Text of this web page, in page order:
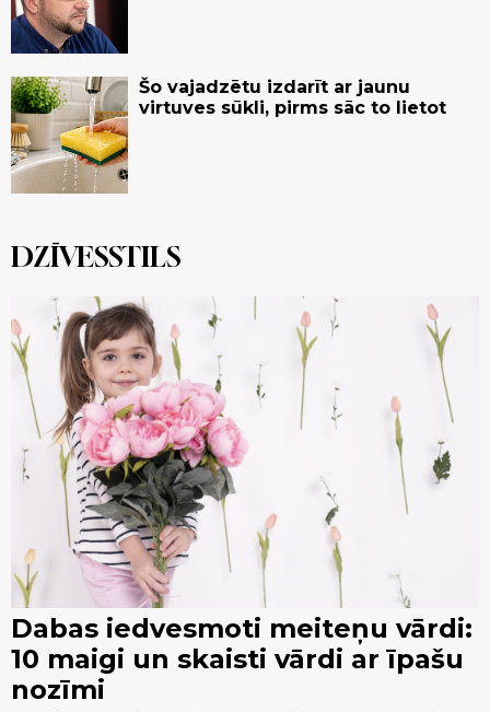
Šo vajadzētu izdarīt ar jaunu
virtuves sūkli, pirms sāc to lietot
DZĪVESSTILS
Dabas iedvesmoti meiteņu vārdi:
10 maigi un skaisti vārdi ar īpašu
nozīmi